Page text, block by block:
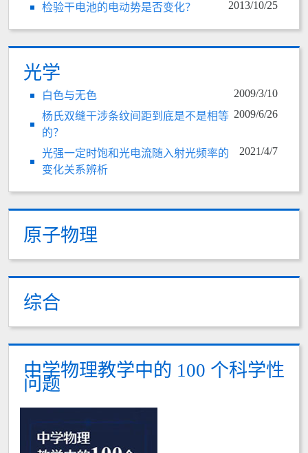
2013/10/25
检验干电池的电动势是否变化？
光学
2009/3/10
白色与无色
2009/6/26
杨氏双缝干涉条纹间距到底是不是相等
的？
2021/4/7
光强一定时饱和光电流随入射光频率的
变化关系辨析
原子物理
综合
中学物理教学中的 100 个科学性
问题